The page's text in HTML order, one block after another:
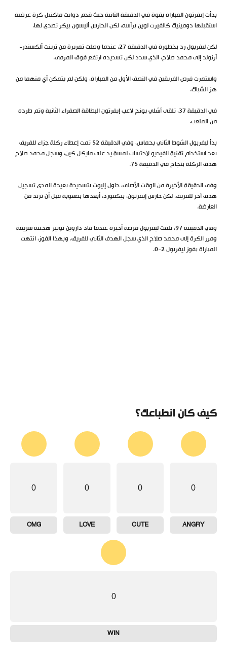
بدأت إيفرتون المباراة بقوة في الدقيقة الثانية حيث قدم دوايت ماكنيل كرة عرضية
استقبلها دومينيك كالفيرت لوين برأسه، لكن الحارس أليسون بيكر تصدى لها.
لكن ليفربول رد بخطورة في الدقيقة 27، عندما وصلت تمريرة من ترينت ألكسندر-
أرنولد إلى محمد صلاح، الذي سدد لكن تسديده ارتفع فوق المرمى.
واستمرت فرص الفريقين في النصف الأول من المباراة، ولكن لم يتمكن أي منهما من
هز الشباك.
في الدقيقة 37، تلقى آشلي يونج لاعب إيفرتون البطاقة الصفراء الثانية وتم طرده
من الملعب.
بدأ ليفربول الشوط الثاني بحماس، وفي الدقيقة 52 تمت إعطاء ركلة جزاء للفريق
بعد استخدام تقنية الفيديو لاحتساب لمسة يد على مايكل كين، وسجل محمد صلاح
هدف الركلة بنجاح في الدقيقة 75.
وفي الدقيقة الأخيرة من الوقت الأصلي، حاول إليوت بتسديدة بعيدة المدى تسجيل
هدف آخر للفريق، لكن حارس إيفرتون، بيكفورد، أبعدها بصعوبة قبل أن ترتد من
العارضة.
وفي الدقيقة 97، تلقت ليفربول فرصة أخيرة عندما قاد داروين نونيز هجمة سريعة
ومرر الكرة إلى محمد صلاح الذي سجل الهدف الثاني للفريق. وبهذا الفوز، انتهت
المباراة بفوز ليفربول 2-0.
كيف كان انطباعك؟
0
ANGRY
0
CUTE
0
LOVE
0
OMG
0
WIN